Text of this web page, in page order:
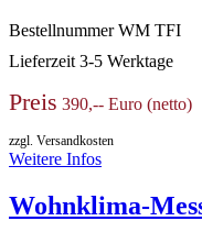
BestellnummerWM TFI
Lieferzeit 3-5 Werktage
Preis 390,-- Euro (netto)
zzgl. Versandkosten
Weitere Infos
Wohnklima-